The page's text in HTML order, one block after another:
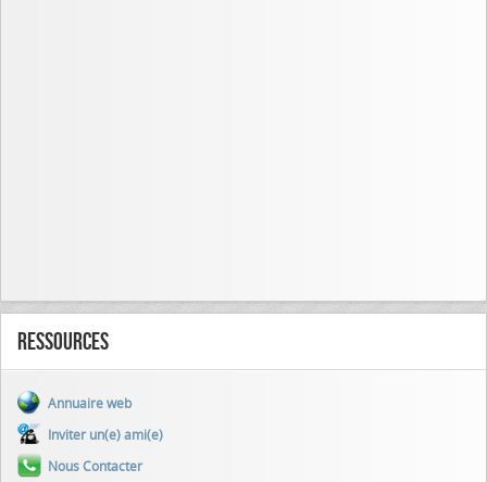
Ressources
Annuaire web
Inviter un(e) ami(e)
Nous Contacter